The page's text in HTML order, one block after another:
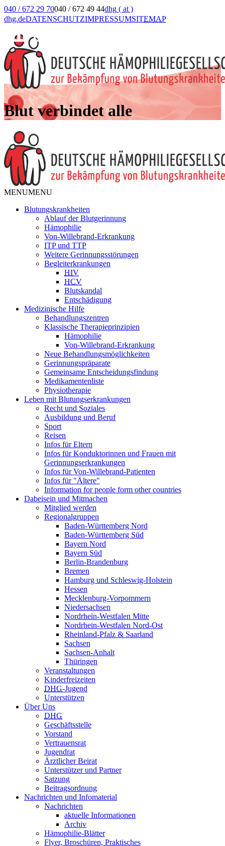
040 / 672 29 70040 / 672 49 44dhg ( at )
dhg.deDATENSCHUTZIMPRESSUMSITEMAP
Blut verbindet alle
MENUMENU
Blutungskrankheiten
Ablauf der Blutgerinnung
Hämophilie
Von-Willebrand-Erkrankung
ITP und TTP
Weitere Gerinnungsstörungen
Begleiterkrankungen
HIV
HCV
Blutskandal
Entschädigung
Medizinische Hilfe
Behandlungszentren
Klassische Therapieprinzipien
Hämophilie
Von-Willebrand-Erkrankung
Neue Behandlungsmöglichkeiten
Gerinnungspräparate
Gemeinsame Entscheidungsfindung
Medikamentenliste
Physiotherapie
Leben mit Blutungserkrankungen
Recht und Soziales
Ausbildung und Beruf
Sport
Reisen
Infos für Eltern
Infos für Konduktorinnen und Frauen mit
Gerinnungserkrankungen
Infos für Von-Willebrand-Patienten
Infos für "Ältere"
Information for people form other countries
Dabeisein und Mitmachen
Mitglied werden
Regionalgruppen
Baden-Württemberg Nord
Baden-Württemberg Süd
Bayern Nord
Bayern Süd
Berlin-Brandenburg
Bremen
Hamburg und Schleswig-Holstein
Hessen
Mecklenburg-Vorpommern
Niedersachsen
Nordrhein-Westfalen Mitte
Nordrhein-Westfalen Nord-Ost
Rheinland-Pfalz & Saarland
Sachsen
Sachsen-Anhalt
Thüringen
Veranstaltungen
Kinderfreizeiten
DHG-Jugend
Unterstützen
Über Uns
DHG
Geschäftsstelle
Vorstand
Vertrauensrat
Jugendrat
Ärztlicher Beirat
Unterstützer und Partner
Satzung
Beitragsordnung
Nachrichten und Infomaterial
Nachrichten
aktuelle Informationen
Archiv
Hämophilie-Blätter
Flyer, Broschüren, Praktisches